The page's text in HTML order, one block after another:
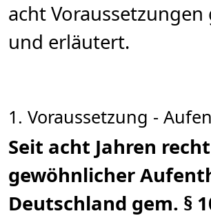
acht
und erläutert.
1. Voraussetzung -
Seit acht Jahren
gewöhnlicher
Deutschland gem. §